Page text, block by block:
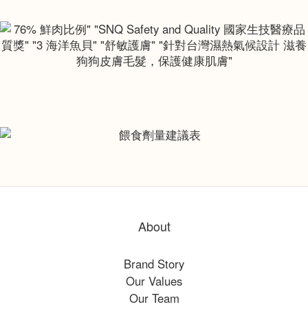
About
Brand Story
Our Values
Our Team